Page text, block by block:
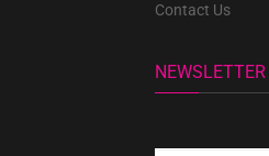
Contact Us
NEWSLETTER